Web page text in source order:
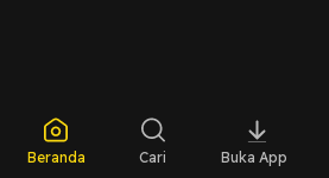
Beranda Cari Buka App